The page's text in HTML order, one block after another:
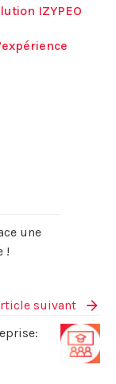
IZYPEO
une
!
suivant